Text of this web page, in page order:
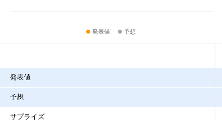
発表値 予想
発表値
予想
サプライズ